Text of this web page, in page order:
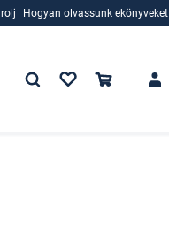
Hogyan olvassunk ekönyveket